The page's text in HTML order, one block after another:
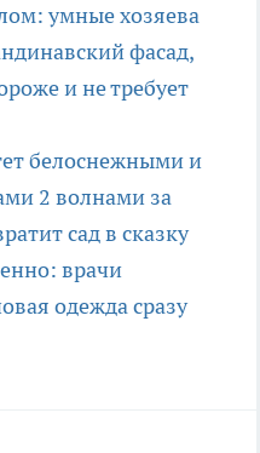
умные хозяева
фасад,
и не требует
белоснежными и
2 волнами за
сад в сказку
врачи
одежда сразу